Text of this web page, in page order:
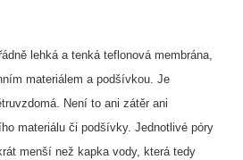
lehká a tenká teflonová membrána,
materiálem a podšívkou. Je
Není to ani zátěr ani
materiálu či podšívky. Jednotlivé póry
menší než kapka vody, která tedy